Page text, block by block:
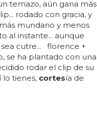
temazo, aún gana más
rodado con gracia, y
mundano y menos
al instante... aunque
cutre... florence +
se ha plantado con una
rodar el clip de su
lo tienes, cortesía de